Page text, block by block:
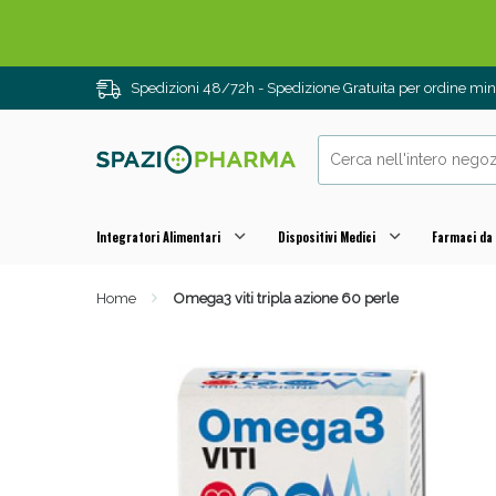
Spedizioni 48/72h - Spedizione Gratuita per ordine
Integratori Alimentari Dispositivi Medici Farmaci
Home Omega3 viti tripla azione 60 perle
Drenanti